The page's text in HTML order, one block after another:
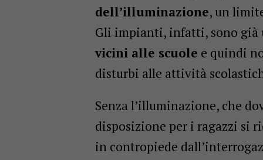
dell’illuminazione, un
Gli impianti, infatti, sono già
vicini alle scuole e quindi
disturbi alle attività
Senza l’illuminazione, che
disposizione per i ragazzi si
in contropiede